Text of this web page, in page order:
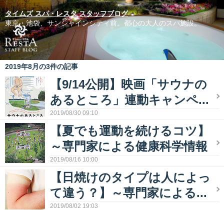
タイムズ スパ・レスタ スタッフブログ
東京・池袋、サンシャインシティ前。都心の大人のスパ施設。
2019年8月の3件の記事
【9/14公開】映画「サウナの
あるところ」連動キャンペ...
2019/08/30 09:10
【夏でも運動を続けるコツ】
～専門家による健康科学情報
2019/08/16 10:00
【日焼けのタイプは人によっ
て違う？】～専門家による...
2019/08/02 19:03